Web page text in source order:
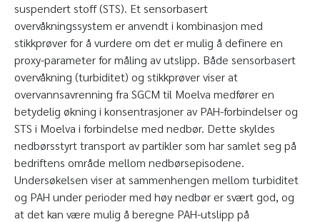
suspendert stoff (STS). Et sensorbasert
overvåkningssystem er anvendt i kombinasjon med
stikkprøver for å vurdere om det er mulig å definere en
proxy-parameter for måling av utslipp. Både sensorbasert
overvåkning (turbiditet) og stikkprøver viser at
overvannsavrenning fra SGCM til Moelva medfører en
betydelig økning i konsentrasjoner av PAH-forbindelser og
STS i Moelva i forbindelse med nedbør. Dette skyldes
nedbørsstyrt transport av partikler som har samlet seg på
bedriftens område mellom nedbørsepisodene.
Undersøkelsen viser at sammenhengen mellom turbiditet
og PAH under perioder med høy nedbør er svært god, og
at det kan være mulig å beregne PAH-utslipp på